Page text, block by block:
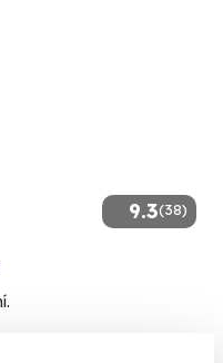
9.3(38)